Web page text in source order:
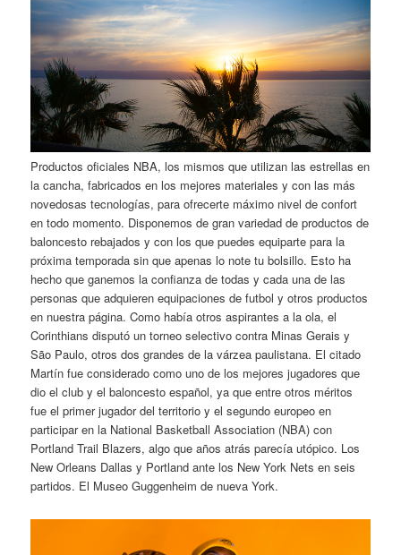
Productos oficiales NBA, los mismos que utilizan las estrellas en
la cancha, fabricados en los mejores materiales y con las más
novedosas tecnologías, para ofrecerte máximo nivel de confort
en todo momento. Disponemos de gran variedad de productos de
baloncesto rebajados y con los que puedes equiparte para la
próxima temporada sin que apenas lo note tu bolsillo. Esto ha
hecho que ganemos la confianza de todas y cada una de las
personas que adquieren equipaciones de futbol y otros productos
en nuestra página. Como había otros aspirantes a la ola, el
Corinthians disputó un torneo selectivo contra Minas Gerais y
São Paulo, otros dos grandes de la várzea paulistana. El citado
Martín fue considerado como uno de los mejores jugadores que
dio el club y el baloncesto español, ya que entre otros méritos
fue el primer jugador del territorio y el segundo europeo en
participar en la National Basketball Association (NBA) con
Portland Trail Blazers, algo que años atrás parecía utópico. Los
New Orleans Dallas y Portland ante los New York Nets en seis
partidos. El Museo Guggenheim de nueva York.